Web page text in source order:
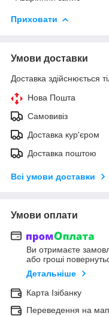
Приховати
Умови доставки
Доставка здійснюється
Нова Пошта
Самовивіз
Доставка кур'єром
Доставка поштою
Всі умови доставки
Умови оплати
Ви отримаєте
або гроші
Детальніше
Карта Ізібанку
Переведення на